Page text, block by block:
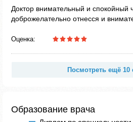
Доктор внимательный и спокойный
доброжелательно отнесся и
Оценка:
Посмотреть ещё 10
Образование врача